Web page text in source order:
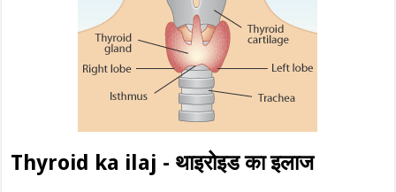
Thyroid ka ilaj - थाइरोइड का इलाज